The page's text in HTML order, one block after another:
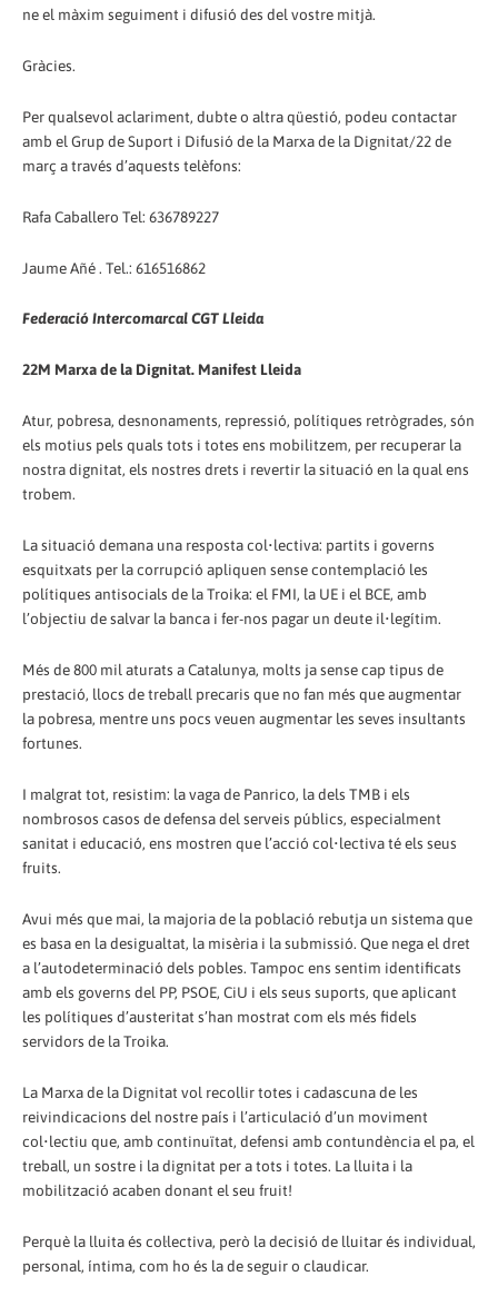
ne el màxim seguiment i difusió des del vostre mitjà.
Gràcies.
Per qualsevol aclariment, dubte o altra qüestió, podeu contactar
amb el Grup de Suport i Difusió de la Marxa de la Dignitat/22 de
març a través d’aquests telèfons:
Rafa Caballero Tel: 636789227
Jaume Añé . Tel.: 616516862
Federació Intercomarcal CGT Lleida
22M Marxa de la Dignitat. Manifest Lleida
Atur, pobresa, desnonaments, repressió, polítiques retrògrades, són
els motius pels quals tots i totes ens mobilitzem, per recuperar la
nostra dignitat, els nostres drets i revertir la situació en la qual ens
trobem.
La situació demana una resposta col•lectiva: partits i governs
esquitxats per la corrupció apliquen sense contemplació les
polítiques antisocials de la Troika: el FMI, la UE i el BCE, amb
l’objectiu de salvar la banca i fer-nos pagar un deute il•legítim.
Més de 800 mil aturats a Catalunya, molts ja sense cap tipus de
prestació, llocs de treball precaris que no fan més que augmentar
la pobresa, mentre uns pocs veuen augmentar les seves insultants
fortunes.
I malgrat tot, resistim: la vaga de Panrico, la dels TMB i els
nombrosos casos de defensa del serveis públics, especialment
sanitat i educació, ens mostren que l’acció col•lectiva té els seus
fruits.
Avui més que mai, la majoria de la població rebutja un sistema que
es basa en la desigualtat, la misèria i la submissió. Que nega el dret
a l’autodeterminació dels pobles. Tampoc ens sentim identificats
amb els governs del PP, PSOE, CiU i els seus suports, que aplicant
les polítiques d’austeritat s’han mostrat com els més fidels
servidors de la Troika.
La Marxa de la Dignitat vol recollir totes i cadascuna de les
reivindicacions del nostre país i l’articulació d’un moviment
col•lectiu que, amb continuïtat, defensi amb contundència el pa, el
treball, un sostre i la dignitat per a tots i totes. La lluita i la
mobilització acaben donant el seu fruit!
Perquè la lluita és col·lectiva, però la decisió de lluitar és individual,
personal, íntima, com ho és la de seguir o claudicar.